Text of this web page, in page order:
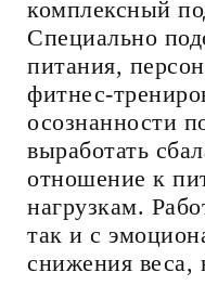
комплексный
Специально
питания,
фитнес-
осознанности
выработать
отношение к
нагрузкам.
так и с
снижения веса,